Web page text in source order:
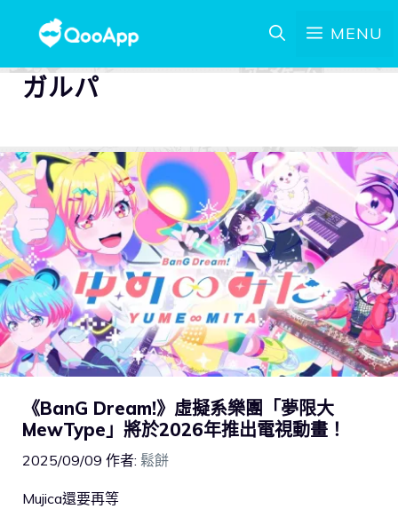
MENU
ガルパ
《BanG Dream!》虛擬系樂團「夢限大
MewType」將於2026年推出電視動畫！
2025/09/09 作者: 鬆餅
Mujica還要再等